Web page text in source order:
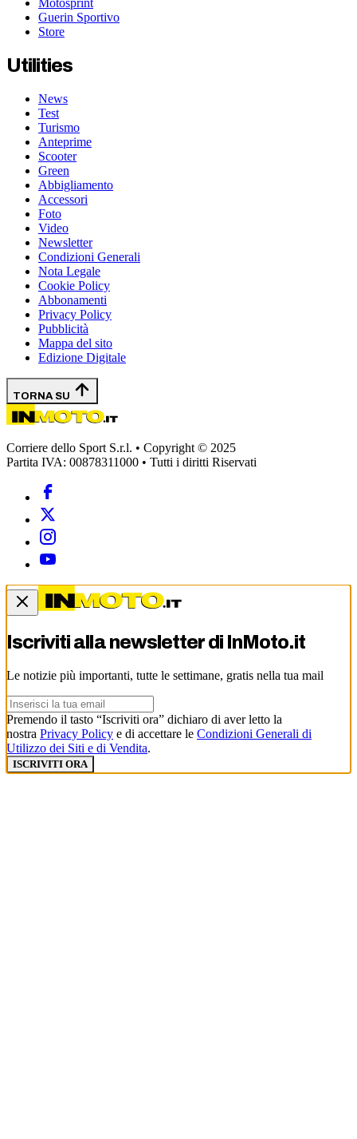
Motosprint
Guerin Sportivo
Store
Utilities
News
Test
Turismo
Anteprime
Scooter
Green
Abbigliamento
Accessori
Foto
Video
Newsletter
Condizioni Generali
Nota Legale
Cookie Policy
Abbonamenti
Privacy Policy
Pubblicità
Mappa del sito
Edizione Digitale
TORNA SU
Corriere dello Sport S.r.l. • Copyright © 2025
Partita IVA: 00878311000 • Tutti i diritti Riservati
Iscriviti alla newsletter di InMoto.it
Le notizie più importanti, tutte le settimane, gratis nella tua mail
Premendo il tasto “Iscriviti ora” dichiaro di aver letto la
nostra Privacy Policy e di accettare le Condizioni Generali di
Utilizzo dei Siti e di Vendita.
ISCRIVITI ORA